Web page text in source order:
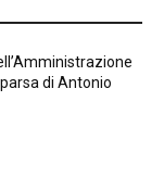
di Antonio